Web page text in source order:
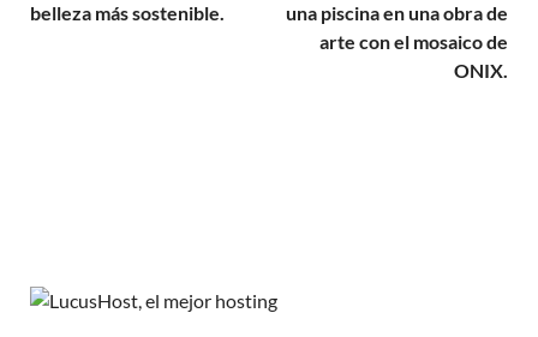
belleza más sostenible.
una piscina en una obra de
arte con el mosaico de
ONIX.